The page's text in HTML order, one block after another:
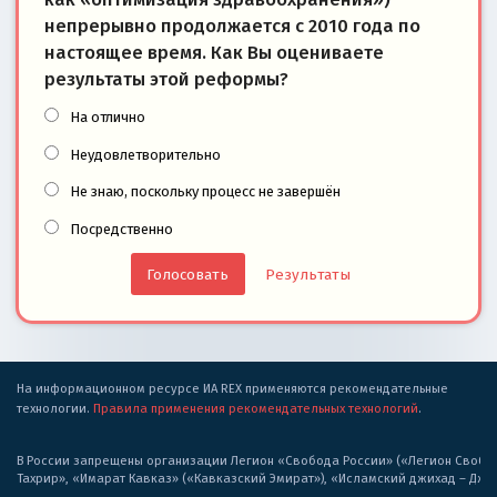
непрерывно продолжается с 2010 года по
настоящее время. Как Вы оцениваете
результаты этой реформы?
На отлично
Неудовлетворительно
Не знаю, поскольку процесс не завершён
Посредственно
Результаты
На информационном ресурсе ИА REX применяются рекомендательные
технологии. Правила применения рекомендательных технологий.
В России запрещены организации Легион «Свобода России» («Легион
Тахрир», «Имарат Кавказ» («Кавказский Эмират»), «Исламский джихад –